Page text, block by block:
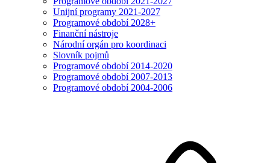
Unijní programy 2021-2027
Programové období 2028+
Finanční nástroje
Národní orgán pro koordinaci
Slovník pojmů
Programové období 2014-2020
Programové období 2007-2013
Programové období 2004-2006